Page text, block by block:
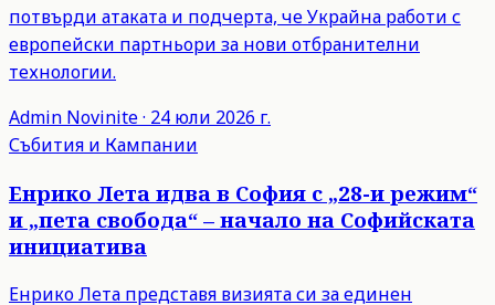
потвърди атаката и подчерта, че Украйна работи с
европейски партньори за нови отбранителни
технологии.
Admin Novinite· 24 юли 2026 г.
Събития и Кампании
Енрико Лета идва в София с „28-и режим“
и „пета свобода“ – начало на Софийската
инициатива
Енрико Лета представя визията си за единен